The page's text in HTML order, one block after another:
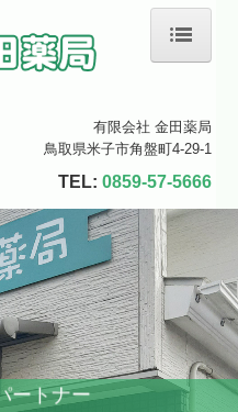
有限会社 金田薬局
鳥取県米子市角盤町4-29-1
TEL: 0859-57-5666
ートナー